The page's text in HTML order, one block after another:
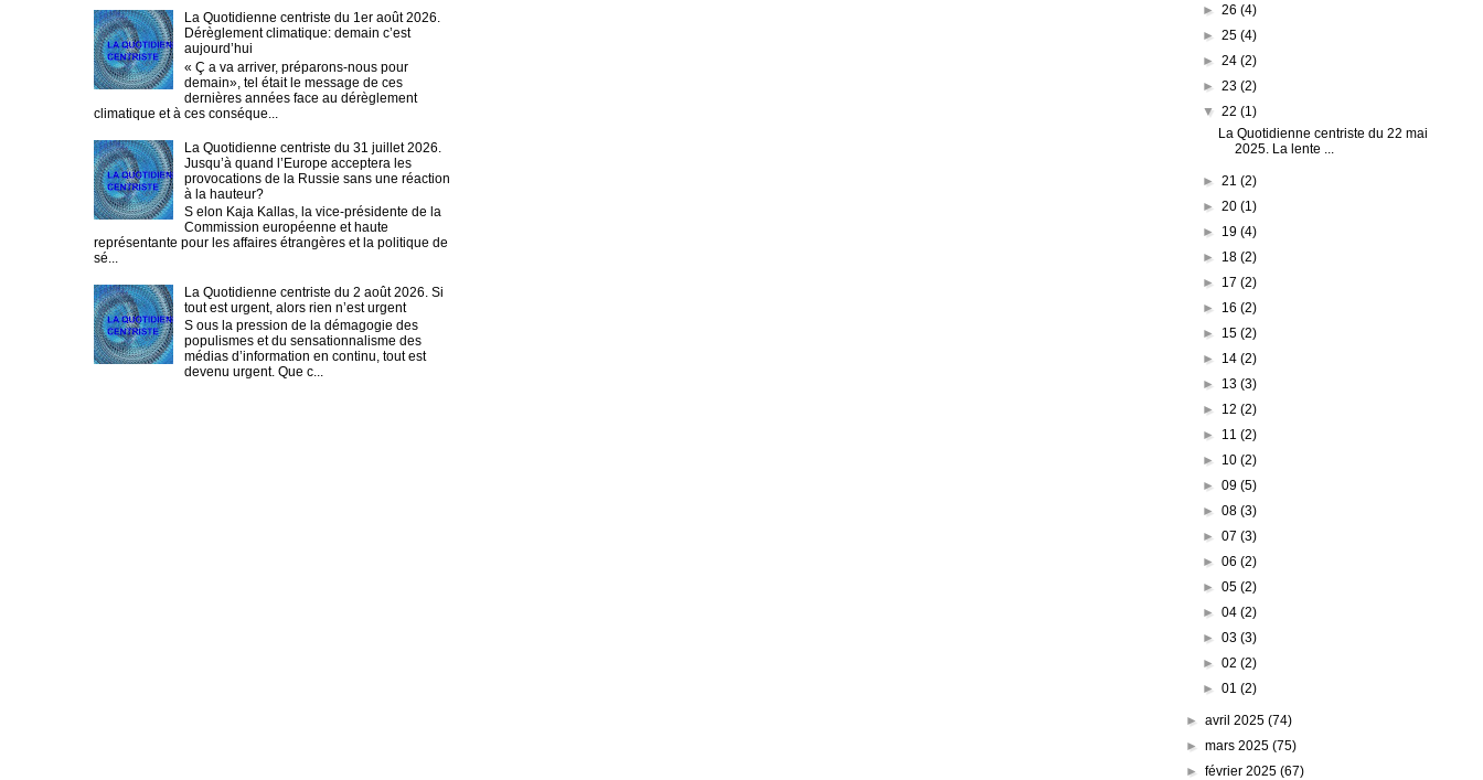
La Quotidienne centriste du 1er août 2026.
Dérèglement climatique: demain c’est
aujourd’hui
« Ç a va arriver, préparons-nous pour
demain», tel était le message de ces
dernières années face au dérèglement
climatique et à ces conséque...
La Quotidienne centriste du 31 juillet 2026.
Jusqu’à quand l’Europe acceptera les
provocations de la Russie sans une réaction
à la hauteur?
S elon Kaja Kallas, la vice-présidente de la
Commission européenne et haute
représentante pour les affaires étrangères et la politique de
sé...
La Quotidienne centriste du 2 août 2026. Si
tout est urgent, alors rien n’est urgent
S ous la pression de la démagogie des
populismes et du sensationnalisme des
médias d’information en continu, tout est
devenu urgent. Que c...
► 26 (4)
► 25 (4)
► 24 (2)
► 23 (2)
▼ 22 (1)
La Quotidienne centriste du 22 mai
2025. La lente ...
► 21 (2)
► 20 (1)
► 19 (4)
► 18 (2)
► 17 (2)
► 16 (2)
► 15 (2)
► 14 (2)
► 13 (3)
► 12 (2)
► 11 (2)
► 10 (2)
► 09 (5)
► 08 (3)
► 07 (3)
► 06 (2)
► 05 (2)
► 04 (2)
► 03 (3)
► 02 (2)
► 01 (2)
►avril 2025(74)
►mars 2025(75)
►février 2025(67)